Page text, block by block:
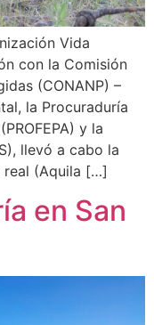
Vida
con la Comisión
(CONANP) –
la Procuraduría
y la
llevó a cabo la
real (Aquila […]
en San